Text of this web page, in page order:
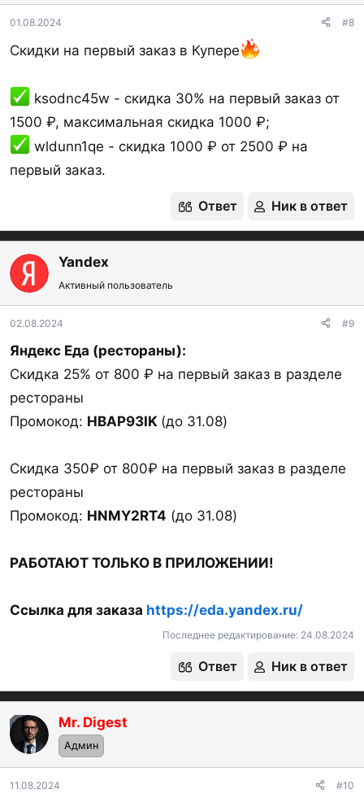
01.08.2024 #8
Скидки на первый заказ в Купере
ksodnc45w - скидка 30% на первый заказ от
1500 ₽, максимальная скидка 1000 ₽;
wldunn1qe - скидка 1000 ₽ от 2500 ₽ на
первый заказ.
Ответ Ник в ответ
Yandex
Активный пользователь
02.08.2024 #9
Яндекс Еда (рестораны):
Скидка 25% от 800 ₽ на первый заказ в разделе
рестораны
Промокод: HBAP93IK (до 31.08)
Скидка 350₽ от 800₽ на первый заказ в разделе
рестораны
Промокод: HNMY2RT4 (до 31.08)
РАБОТАЮТ ТОЛЬКО В ПРИЛОЖЕНИИ!
Ссылка для заказа https://eda.yandex.ru/
Последнее редактирование: 24.08.2024
Ответ Ник в ответ
OP Mr. Digest
Админ
11.08.2024 #10